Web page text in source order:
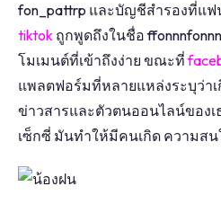
fon_pattrp และบัญชีสำรองที่แฟ
tiktok ถูกพูดถึงในชื่อ
โมเมนต์ที่เข้าถึงง่าย ขณะที่
แพลตฟอร์มที่หลายแหล่งระบุว่า
ข่าวสารและตัวตนออนไลน์ของเ
เซ็กซี่ มันทำให้มีคนเกิด ความสน